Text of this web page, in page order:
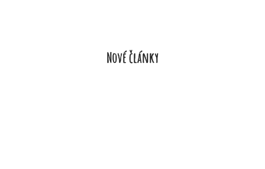
Nové články